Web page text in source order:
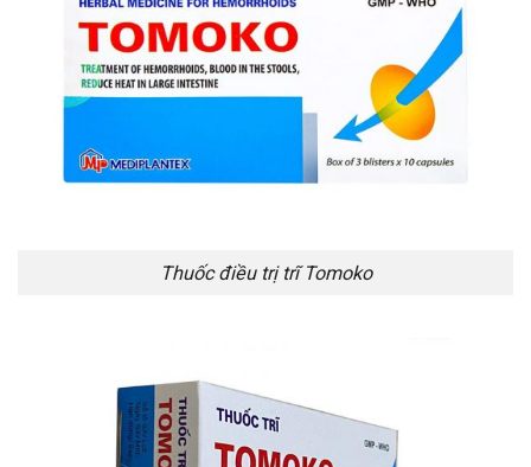
Thuốc điều trị trĩ Tomoko